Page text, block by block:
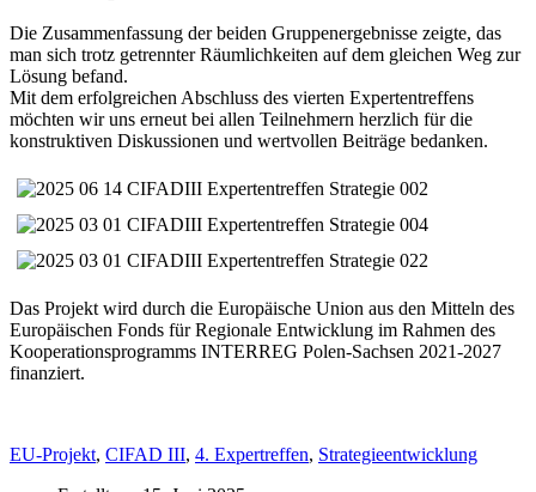
Die Zusammenfassung der beiden Gruppenergebnisse zeigte, das
man sich trotz getrennter Räumlichkeiten auf dem gleichen Weg zur
Lösung befand.
Mit dem erfolgreichen Abschluss des vierten Expertentreffens
möchten wir uns erneut bei allen Teilnehmern herzlich für die
konstruktiven Diskussionen und wertvollen Beiträge bedanken.
Das Projekt wird durch die Europäische Union aus den Mitteln des
Europäischen Fonds für Regionale Entwicklung im Rahmen des
Kooperationsprogramms INTERREG Polen-Sachsen 2021-2027
finanziert.
EU-Projekt, CIFAD III, 4. Expertreffen, Strategieentwicklung